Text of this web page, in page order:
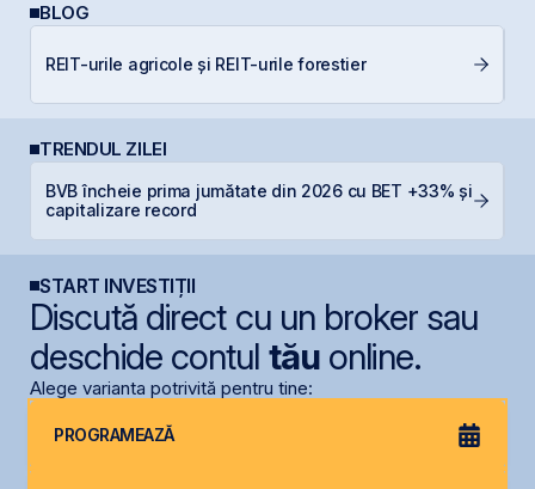
BLOG
REIT-urile agricole și REIT-urile forestier
TRENDUL ZILEI
BVB încheie prima jumătate din 2026 cu BET +33% și
capitalizare record
START INVESTIȚII
Discută direct cu un broker sau
deschide contul tăuonline.
Alege varianta potrivită pentru tine:
PROGRAMEAZĂ